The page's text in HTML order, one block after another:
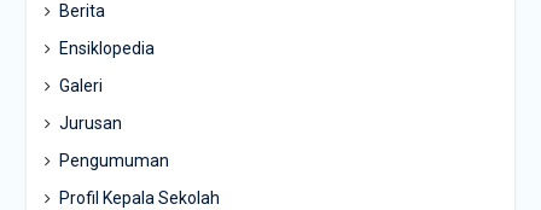
Berita
Ensiklopedia
Galeri
Jurusan
Pengumuman
Profil Kepala Sekolah